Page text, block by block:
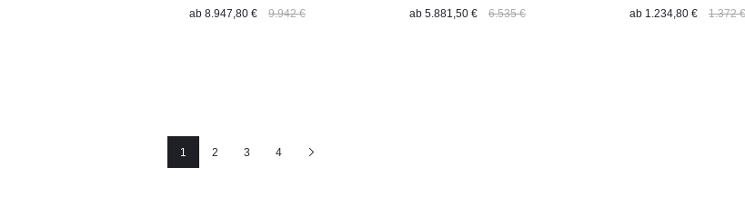
ungesteppt
ab 8.947,80 € 9.942 €
cm
ab 5.881,50 € 6.535 €
Sessel • Indoor &
ab 1.234,80 € 1.372 €
Seite
1
Seite
2
Seite
3 4
Nächste